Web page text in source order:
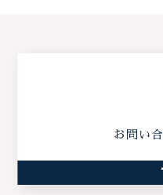
お問い